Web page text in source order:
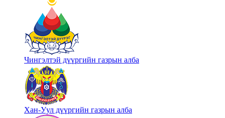
Чингэлтэй дүүргийн газрын алба
Хан-Уул дүүргийн газрын алба